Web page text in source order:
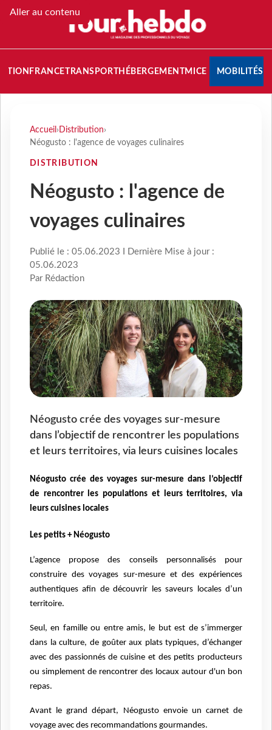
Aller au contenu
FRANCETRANSPORT HÉBERGEMENTMICE MOBILITÉS
Accueil › Distribution›
Néogusto : l'agence de voyages culinaires
DISTRIBUTION
Néogusto : l'agence de
voyages culinaires
Publié le : 05.06.2023 I Dernière Mise à jour :
05.06.2023
Par Rédaction
Néogusto crée des voyages sur-mesure
dans l’objectif de rencontrer les populations
et leurs territoires, via leurs cuisines locales
Néogusto crée des voyages sur-mesure dans l’objectif
de rencontrer les populations et leurs territoires, via
leurs cuisines locales
Les petits + Néogusto
L’agence propose des conseils personnalisés pour
construire des voyages sur-mesure et des expériences
authentiques afin de découvrir les saveurs locales d’un
territoire.
​​​​​​​Seul, en famille ou entre amis, le but est de s’immerger
dans la culture, de goûter aux plats typiques, d’échanger
avec des passionnés de cuisine et des petits producteurs
ou simplement de rencontrer des locaux autour d'un bon
repas.
Avant le grand départ, Néogusto envoie un carnet de
voyage avec des recommandations gourmandes.